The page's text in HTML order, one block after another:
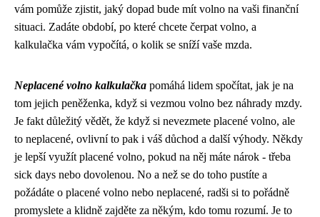
vám pomůže zjistit, jaký dopad bude mít volno na vaši finanční
situaci. Zadáte období, po které chcete čerpat volno, a
kalkulačka vám vypočítá, o kolik se sníží vaše mzda.
Neplacené volno kalkulačka pomáhá lidem spočítat, jak je na
tom jejich peněženka, když si vezmou volno bez náhrady mzdy.
Je fakt důležitý vědět, že když si nevezmete placené volno, ale
to neplacené, ovlivní to pak i váš důchod a další výhody. Někdy
je lepší využít placené volno, pokud na něj máte nárok - třeba
sick days nebo dovolenou. No a než se do toho pustíte a
požádáte o placené volno nebo neplacené, radši si to pořádně
promyslete a klidně zajděte za někým, kdo tomu rozumí. Je to